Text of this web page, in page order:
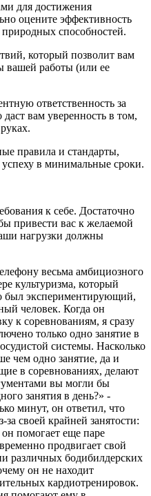
для достижения
оцените эффективность
способностей.
который позволит вам
вашей работы (или ее
ответственность за
вам уверенность в том,
правила и стандарты,
в минимальные сроки.
к себе. Достаточно
привести вас к желаемой
нагрузки должны
весьма амбициозного
культуризма, который
был экспериментирующий,
человек. Когда он
к соревнованиям, я сразу
только одно занятие в
системы. Насколько
чем одно занятие, да и
в соревнованиях, делают
вы могли бы
занятия в день?» -
минут, он ответил, что
за своей крайней занятости:
помогает еще паре
продвигает свой
различных бодибилдерских
он не находит
кардиотренировок.